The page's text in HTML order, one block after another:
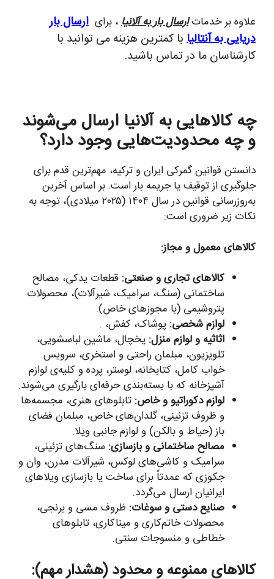
علاوه بر خدماتارسال بار به آلانیا، برای ارسال بار
دریایی به آنتالیا با کمترین هزینه می توانید با
کارشناسان ما در تماس باشید.
چه کالاهایی به آلانیا ارسال می‌شوند
و چه محدودیت‌هایی وجود دارد؟
دانستن قوانین گمرکی ایران و ترکیه، مهم‌ترین قدم برای
جلوگیری از توقیف یا جریمه بار است. بر اساس آخرین
به‌روزرسانی قوانین در سال ۱۴۰۴ (۲۰۲۵ میلادی)، توجه به
نکات زیر ضروری است:
کالاهای معمول و مجاز:
کالاهای تجاری و صنعتی: قطعات یدکی، مصالح
ساختمانی (سنگ، سرامیک، شیرآلات)، محصولات
پتروشیمی (با مجوزهای خاص).
لوازم شخصی: پوشاک، کفش، .
اثاثیه و لوازم منزل: یخچال، ماشین لباسشویی،
تلویزیون، مبلمان راحتی و استخری، سرویس
خواب کامل، کتابخانه، لوستر، پرده و کلیه‌ی لوازم
آشپزخانه که با بسته‌بندی حرفه‌ای بارگیری می‌شوند.
لوازم دکوراتیو و خاص: تابلوهای هنری، مجسمه‌ها
و ظروف تزئینی، گلدان‌های خاص، مبلمان فضای
باز (حیاط و بالکن) و لوازم جانبی ویلا.
مصالح ساختمانی و بازسازی: سنگ‌های تزئینی،
سرامیک و کاشی‌های لوکس، شیرآلات مدرن، وان و
جکوزی که عمدتاً برای ساخت یا بازسازی ویلاهای
ایرانیان ارسال می‌گردد.
صنایع دستی و سوغات: ظروف مسی و برنجی،
محصولات خاتم‌کاری و میناکاری، تابلوهای
خطاطی و منسوجات سنتی.
کالاهای ممنوعه و محدود (هشدار مهم):